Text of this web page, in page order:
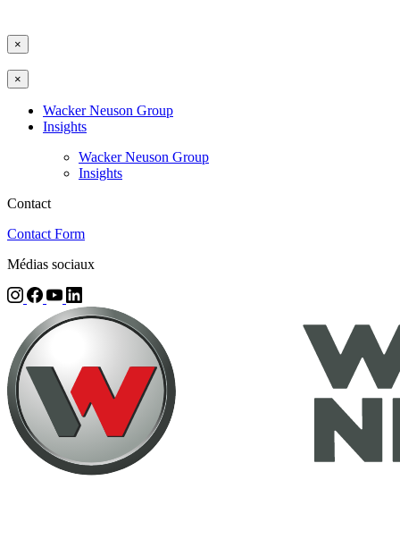
×
×
Wacker Neuson Group
Insights
Wacker Neuson Group
Insights
Contact
Contact Form
Médias sociaux